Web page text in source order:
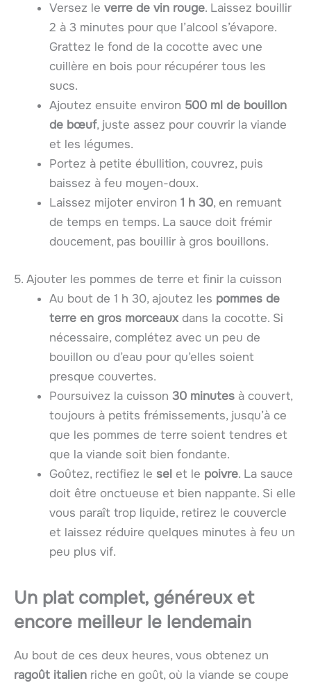
Versez le verre de vin rouge. Laissez bouillir
2 à 3 minutes pour que l’alcool s’évapore.
Grattez le fond de la cocotte avec une
cuillère en bois pour récupérer tous les
sucs.
Ajoutez ensuite environ 500 ml de bouillon
de bœuf, juste assez pour couvrir la viande
et les légumes.
Portez à petite ébullition, couvrez, puis
baissez à feu moyen-doux.
Laissez mijoter environ 1 h 30, en remuant
de temps en temps. La sauce doit frémir
doucement, pas bouillir à gros bouillons.
5. Ajouter les pommes de terre et finir la cuisson
Au bout de 1 h 30, ajoutez les pommes de
terre en gros morceauxdans la cocotte. Si
nécessaire, complétez avec un peu de
bouillon ou d’eau pour qu’elles soient
presque couvertes.
Poursuivez la cuisson 30 minutes à couvert,
toujours à petits frémissements, jusqu’à ce
que les pommes de terre soient tendres et
que la viande soit bien fondante.
Goûtez, rectifiez le sel et le poivre. La sauce
doit être onctueuse et bien nappante. Si elle
vous paraît trop liquide, retirez le couvercle
et laissez réduire quelques minutes à feu un
peu plus vif.
Un plat complet, généreux et
encore meilleur le lendemain
Au bout de ces deux heures, vous obtenez un
ragoût italien riche en goût, où la viande se coupe